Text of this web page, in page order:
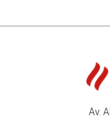
Av.